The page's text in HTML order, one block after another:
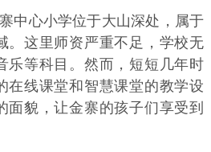
中心小学位于大山深处，属于
。这里师资严重不足，学校无
乐等科目。然而，短短几年时
在线课堂和智慧课堂的教学设
面貌，让金寨的孩子们享受到